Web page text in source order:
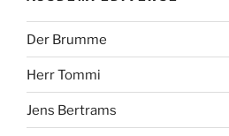
Der Brumme
Herr Tommi
Jens Bertrams